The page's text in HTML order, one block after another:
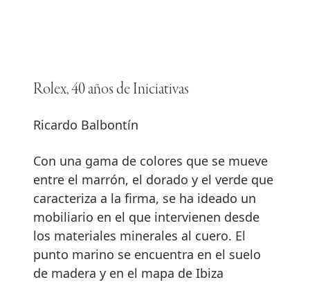
Rolex, 40 años de Iniciativas
Ricardo Balbontín
Con una gama de colores que se mueve
entre el marrón, el dorado y el verde que
caracteriza a la firma, se ha ideado un
mobiliario en el que intervienen desde
los materiales minerales al cuero. El
punto marino se encuentra en el suelo
de madera y en el mapa de Ibiza